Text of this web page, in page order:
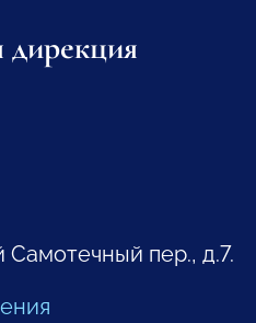
дирекция
Самотечный пер., д.7.